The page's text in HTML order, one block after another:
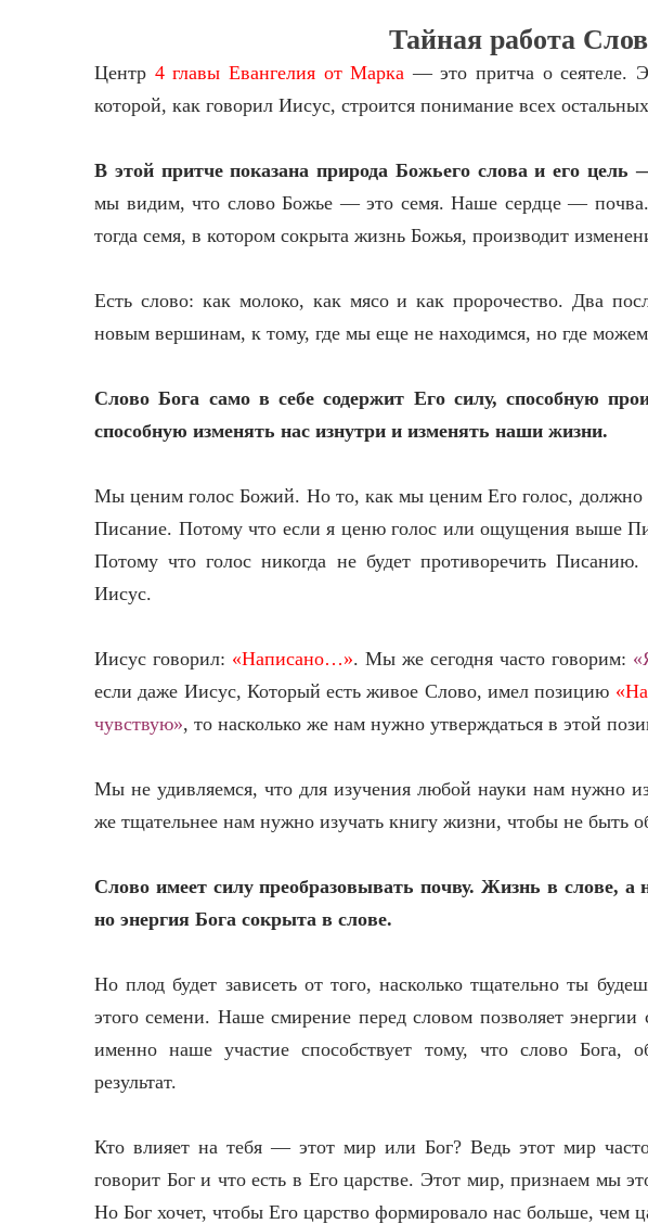
Тайная работа
Центр 4 главы Евангелия от Марка — это притча о сеятеле.
которой, как говорил Иисус, строится понимание всех
В этой притче показана природа Божьего слова и его цель
мы видим, что слово Божье — это семя. Наше сердце — почва.
тогда семя, в котором сокрыта жизнь Божья, производит
Есть слово: как молоко, как мясо и как пророчество. Два
новым вершинам, к тому, где мы еще не находимся, но где можем
Слово Бога само в себе содержит Его силу, способную
способную изменять нас изнутри и изменять наши жизни.
Мы ценим голос Божий. Но то, как мы ценим Его голос,
Писание. Потому что если я ценю голос или ощущения выше
Потому что голос никогда не будет противоречить
Иисус.
Иисус говорил: «Написано…». Мы же сегодня часто говорим:
если даже Иисус, Который есть живое Слово, имел позицию
чувствую», то насколько же нам нужно утверждаться в этой
Мы не удивляемся, что для изучения любой науки нам нужно
же тщательнее нам нужно изучать книгу жизни, чтобы не быть
Слово имеет силу преобразовывать почву. Жизнь в слове, а
но энергия Бога сокрыта в слове.
Но плод будет зависеть от того, насколько тщательно ты
этого семени. Наше смирение перед словом позволяет энергии
именно наше участие способствует тому, что слово Бога,
результат.
Кто влияет на тебя — этот мир или Бог? Ведь этот мир
говорит Бог и что есть в Его царстве. Этот мир, признаем мы
Но Бог хочет, чтобы Его царство формировало нас больше, чем